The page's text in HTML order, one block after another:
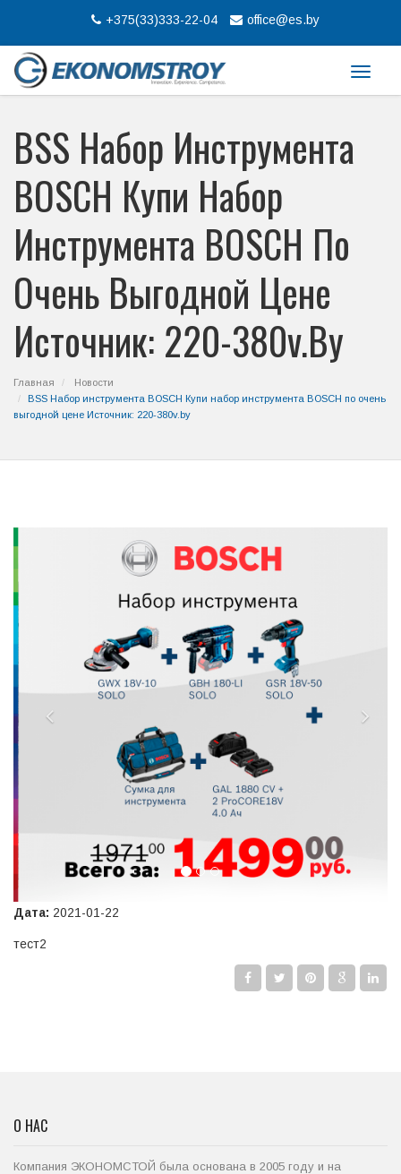
+375(33)333-22-04 office@es.by
Меню
BSS Набор Инструмента
BOSCH Купи Набор
Инструмента BOSCH По
Очень Выгодной Цене
Источник: 220-380v.by
Главная
Новости
BSS Набор инструмента BOSCH Купи набор инструмента BOSCH по очень
выгодной цене Источник: 220-380v.by
Дата: 2021-01-22
тест2
О НАС
Компания ЭКОНОМСТОЙ была основана в 2005 году и на